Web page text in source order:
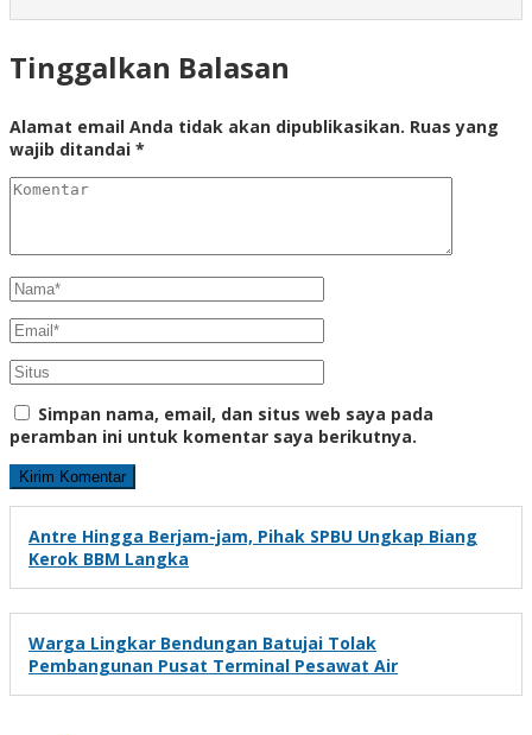
Tinggalkan Balasan
Alamat email Anda tidak akan dipublikasikan. Ruas yang
wajib ditandai *
Simpan nama, email, dan situs web saya pada
peramban ini untuk komentar saya berikutnya.
Antre Hingga Berjam-jam, Pihak SPBU Ungkap Biang
Kerok BBM Langka
Warga Lingkar Bendungan Batujai Tolak
Pembangunan Pusat Terminal Pesawat Air